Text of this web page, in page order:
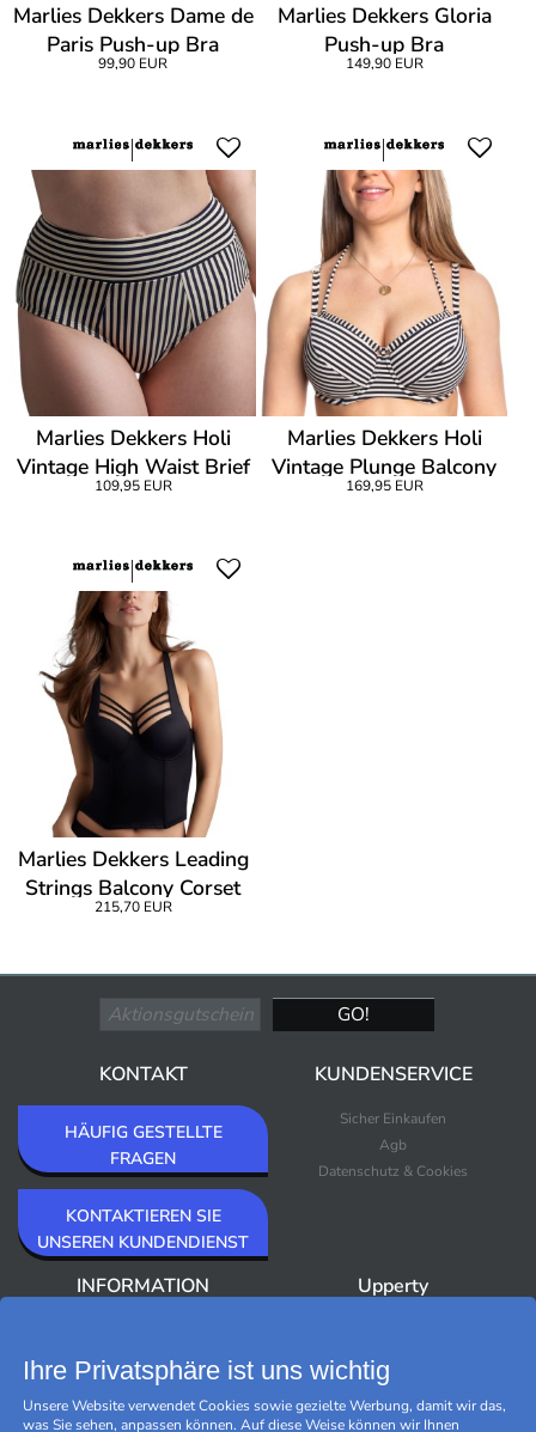
Marlies Dekkers Dame de
Paris Push-up Bra
99,90 EUR
Marlies Dekkers Gloria
Push-up Bra
149,90 EUR
Marlies Dekkers Holi
Vintage High Waist Brief
109,95 EUR
Marlies Dekkers Holi
Vintage Plunge Balcony
Bikini
169,95 EUR
Marlies Dekkers Leading
Strings Balcony Corset
215,70 EUR
KONTAKT
HÄUFIG GESTELLTE
FRAGEN
KONTAKTIEREN SIE
UNSEREN KUNDENDIENST
KUNDENSERVICE
Sicher Einkaufen
Agb
Datenschutz & Cookies
INFORMATION
Newsletter
Upperty
Bestseller
Outlet
Marken
Ihre Privatsphäre ist uns wichtig
Unsere Website verwendet Cookies sowie gezielte Werbung, damit wir das,
was Sie sehen, anpassen können. Auf diese Weise können wir Ihnen